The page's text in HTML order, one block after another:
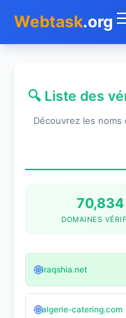
Webtask.org
Whois
SMS Gratuit
🔍 Liste des
Découvrez les
70,834
DOMAINES
🌐iraqshia.net
🌐algerie-catering.com